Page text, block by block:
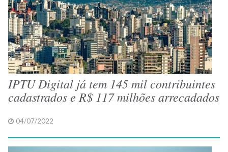
IPTU Digital já tem 145 mil contribuintes
cadastrados e R$ 117 milhões arrecadados
04/07/2022